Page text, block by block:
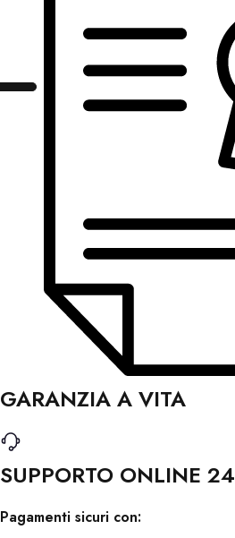
GARANZIA A VITA
SUPPORTO ONLINE
Pagamenti sicuri con: